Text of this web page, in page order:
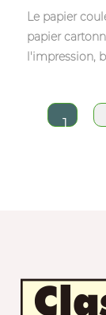
Le papier
papier
l'impression,
1